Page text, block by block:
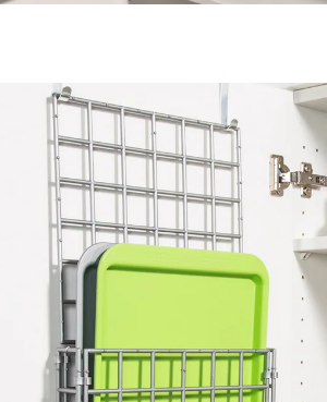
In het Winkelmandje
4-5 werkdagen
die niet zinvol benutten: met deze
hangt u gewoon aan de
deur. 2 mandjes van verschillend
een steeksysteem op elke